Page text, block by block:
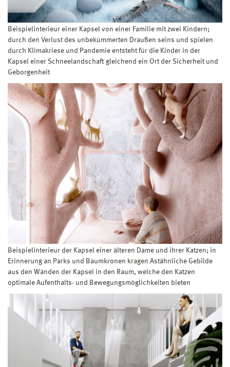
Beispielinterieur einer Kapsel von einer Familie mit zwei Kindern;
durch den Verlust des unbekümmerten Draußen seins und spielen
durch Klimakriese und Pandemie entsteht für die Kinder in der
Kapsel einer Schneelandschaft gleichend ein Ort der Sicherheit und
Geborgenheit
Beispielinterieur der Kapsel einer älteren Dame und ihrer Katzen; in
Erinnerung an Parks und Baumkronen kragen Astähnliche Gebilde
aus den Wänden der Kapsel in den Raum, welche den Katzen
optimale Aufenthalts- und Bewegungsmöglichkeiten bieten